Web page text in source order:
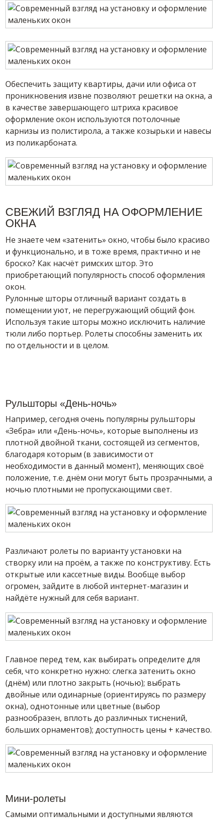
Обеспечить защиту квартиры, дачи или офиса от
проникновения извне позволяют решетки на окна, а
в качестве завершающего штриха красивое
оформление окон используются потолочные
карнизы из полистирола, а также козырьки и навесы
из поликарбоната.
СВЕЖИЙ ВЗГЛЯД НА ОФОРМЛЕНИЕ
ОКНА
Не знаете чем «затенить» окно, чтобы было красиво
и функционально, и в тоже время, практично и не
броско? Как насчёт римских штор. Это
приобретающий популярность способ оформления
окон.
Рулонные шторы отличный вариант создать в
помещении уют, не перегружающий общий фон.
Используя такие шторы можно исключить наличие
тюли либо портьер. Ролеты способны заменить их
по отдельности и в целом.
Рульшторы «День-ночь»
Например, сегодня очень популярны рульшторы
«Зебра» или «День-ночь», которые выполнены из
плотной двойной ткани, состоящей из сегментов,
благодаря которым (в зависимости от
необходимости в данный момент), меняющих своё
положение, т.е. днём они могут быть прозрачными, а
ночью плотными не пропускающими свет.
Различают ролеты по варианту установки на
створку или на проём, а также по конструктиву. Есть
открытые или кассетные виды. Вообще выбор
огромен, зайдите в любой интернет-магазин и
найдёте нужный для себя вариант.
Главное перед тем, как выбирать определите для
себя, что конкретно нужно: слегка затенить окно
(днём) или плотно закрыть (ночью); выбрать
двойные или одинарные (ориентируясь по размеру
окна), однотонные или цветные (выбор
разнообразен, вплоть до различных тиснений,
больших орнаментов); доступность цены + качество.
Мини-ролеты
Самыми оптимальными и доступными являются